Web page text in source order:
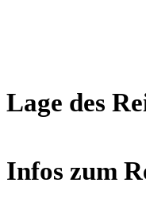
Lage des
Infos zum